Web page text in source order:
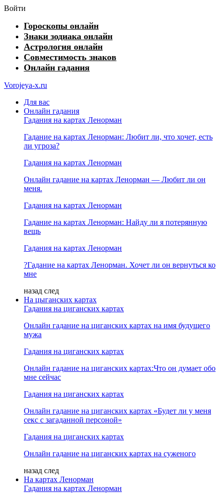
Войти
Гороскопы онлайн
Знаки зодиака онлайн
Астрология онлайн
Совместимость знаков
Онлайн гадания
Vorojeya-x.ru
Для вас
Онлайн гадания
Гадания на картах Ленорман
Гадание на картах Ленорман: Любит ли, что хочет, есть
ли угроза?
Гадания на картах Ленорман
Онлайн гадание на картах Ленорман — Любит ли он
меня.
Гадания на картах Ленорман
Гадание на картах Ленорман: Найду ли я потерянную
вещь
Гадания на картах Ленорман
?Гадание на картах Ленорман. Хочет ли он вернуться ко
мне
назад след
На цыганских картах
Гадания на циганских картах
Онлайн гадание на циганских картах на имя будущего
мужа
Гадания на циганских картах
Онлайн гадание на циганских картах:Что он думает обо
мне сейчас
Гадания на циганских картах
Онлайн гадание на циганских картах «Будет ли у меня
секс с загаданной персоной»
Гадания на циганских картах
Онлайн гадание на циганских картах на суженого
назад след
На картах Ленорман
Гадания на картах Ленорман